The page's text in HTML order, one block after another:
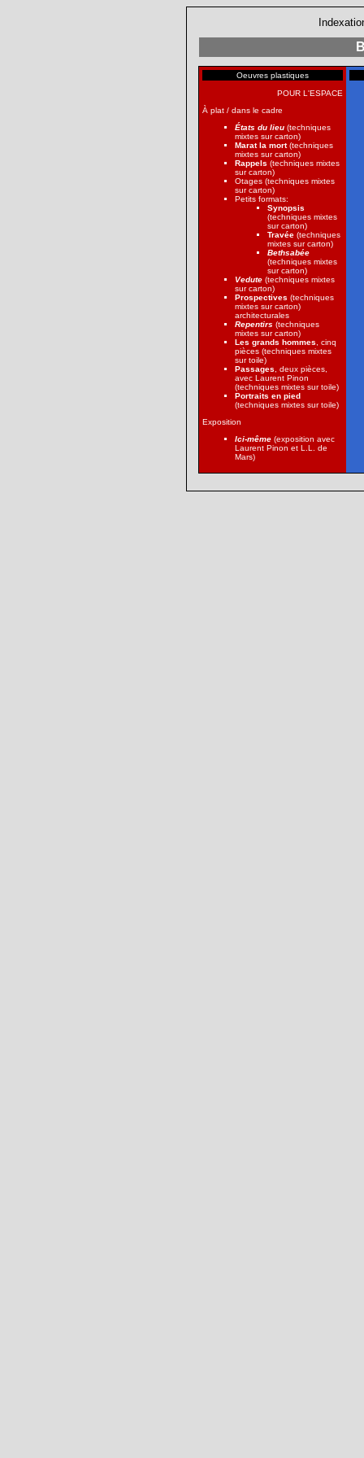
Oeuvres plastiques
POUR L'ESPACE
À plat / dans le cadre
États du lieu (techniques
mixtes sur carton)
Marat la mort(techniques
mixtes sur carton)
Rappels (techniques mixtes
sur carton)
Otages (techniques mixtes
sur carton)
Petits formats:
Synopsis
(techniques mixtes
sur carton)
Travée (techniques
mixtes sur carton)
Bethsabée
(techniques mixtes
sur carton)
Vedute (techniques mixtes
sur carton)
Prospectives (techniques
mixtes sur carton)
architecturales
Repentirs (techniques
mixtes sur carton)
Les grands hommes , cinq
pièces (techniques mixtes
sur toile)
Passages , deux pièces,
avec Laurent Pinon
(techniques mixtes sur toile)
Portraits en pied
(techniques mixtes sur toile)
Exposition
Ici-même (exposition avec
Laurent Pinon et L.L. de
Mars)